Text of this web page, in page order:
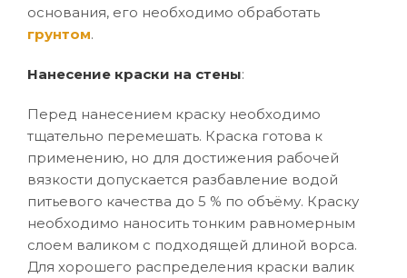
основания, его необходимо обработать
грунтом.
Нанесение краски на стены:
Перед нанесением краску необходимо
тщательно перемешать. Краска готова к
применению, но для достижения рабочей
вязкости допускается разбавление водой
питьевого качества до 5 % по объёму. Краску
необходимо наносить тонким равномерным
слоем валиком с подходящей длиной ворса.
Для хорошего распределения краски валик